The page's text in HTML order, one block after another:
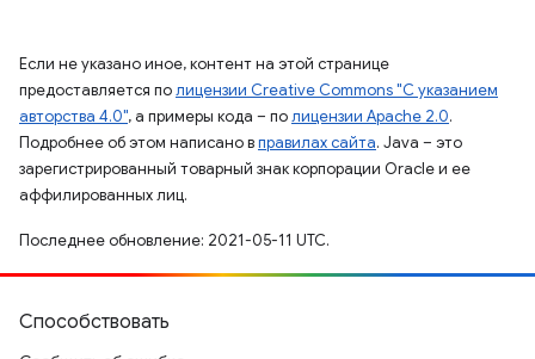
Если не указано иное, контент на этой странице
предоставляется полицензии Creative Commons "С указанием
авторства 4.0", а примеры кода – полицензии Apache 2.0.
Подробнее об этом написано вправилах сайта. Java – это
зарегистрированный товарный знак корпорации Oracle и ее
аффилированных лиц.
Последнее обновление: 2021-05-11 UTC.
Способствовать